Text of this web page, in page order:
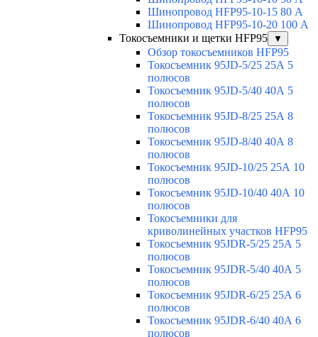
Шинопровод HFP95-10-15 80 А
Шинопровод HFP95-10-20 100 А
Токосъемники и щетки HFP95
▼
Обзор токосъемников HFP95
Токосъемник 95JD-5/25 25А 5
полюсов
Токосъемник 95JD-5/40 40А 5
полюсов
Токосъемник 95JD-8/25 25А 8
полюсов
Токосъемник 95JD-8/40 40А 8
полюсов
Токосъемник 95JD-10/25 25А 10
полюсов
Токосъемник 95JD-10/40 40А 10
полюсов
Токосъемники для
криволинейных участков HFP95
Токосъемник 95JDR-5/25 25А 5
полюсов
Токосъемник 95JDR-5/40 40А 5
полюсов
Токосъемник 95JDR-6/25 25А 6
полюсов
Токосъемник 95JDR-6/40 40А 6
полюсов